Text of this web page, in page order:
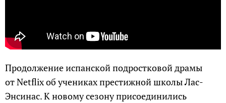
Продолжение испанской подростковой драмы
от Netflix об учениках престижной школы Лас-
Энсинас. К новому сезону присоединились